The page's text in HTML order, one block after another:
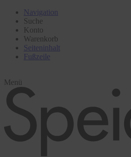
Navigation
Suche
Konto
Warenkorb
Seiteninhalt
Fußzeile
Menü